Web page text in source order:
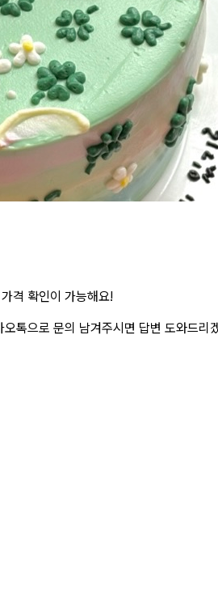
격 확인이 가능해요!
톡으로 문의 남겨주시면 답변 도와드